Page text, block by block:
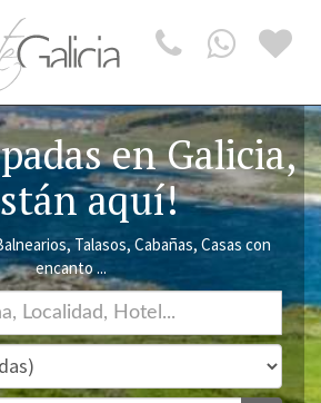
en Galicia,
aquí!
Talasos, Cabañas, Casas con
encanto ...